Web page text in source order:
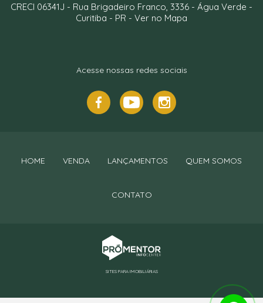
CRECI 06341J - Rua Brigadeiro Franco, 3336 - Água Verde -
Curitiba - PR - Ver no Mapa
Acesse nossas redes sociais
HOME VENDA LANÇAMENTOS QUEM SOMOS
CONTATO
SITES PARA IMOBILIÁRIAS